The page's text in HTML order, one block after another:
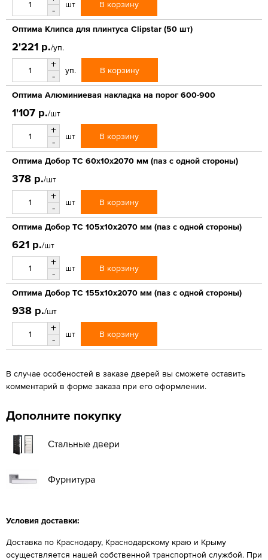
-
шт В корзину
Оптима Клипса для плинтуса Clipstar (50 шт)
2'221 р./уп.
+
-
уп. В корзину
Оптима Алюминиевая накладка на порог 600-900
1'107 р./шт
+
-
шт В корзину
Оптима Добор ТС 60х10х2070 мм (паз с одной стороны)
378 р./шт
+
-
шт В корзину
Оптима Добор ТС 105х10х2070 мм (паз с одной стороны)
621 р./шт
+
-
шт В корзину
Оптима Добор ТС 155х10х2070 мм (паз с одной стороны)
938 р./шт
+
-
шт В корзину
В случае особеностей в заказе дверей вы сможете оставить
комментарий в форме заказа при его оформлении.
Дополните покупку
Стальные двери
Фурнитура
Условия доставки:
Доставка по Краснодару, Краснодарскому краю и Крыму
осуществляется нашей собственной транспортной службой. При